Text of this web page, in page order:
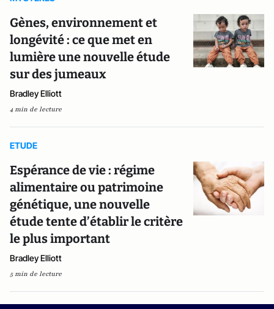
Gènes, environnement et
longévité : ce que met en
lumière une nouvelle étude
sur des jumeaux
Bradley Elliott
4 min de lecture
ETUDE
Espérance de vie : régime
alimentaire ou patrimoine
génétique, une nouvelle
étude tente d’établir le critère
le plus important
Bradley Elliott
5 min de lecture